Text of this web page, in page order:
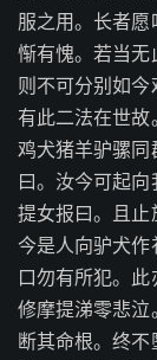
服之用。长者
惭有愧。若当
则不可分别如
有此二法在世
鸡犬猪羊驴骡
曰。汝今可起
提女报曰。且
今是人向驴犬
口勿有所犯。
修摩提涕零悲泣
断其命根。终